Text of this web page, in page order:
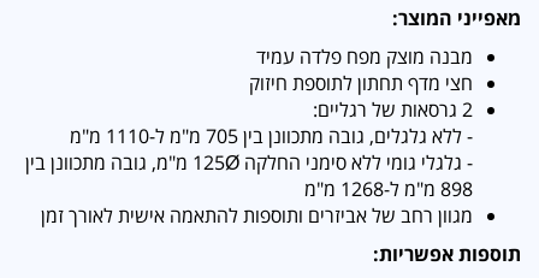
מאפייני המוצר:
מבנה מוצק מפח פלדה עמיד
חצי מדף תחתון לתוספת חיזוק
2 גרסאות של רגליים:
- ללא גלגלים, גובה מתכוונן בין 705 מ"מ ל-1110 מ"מ
- גלגלי גומי ללא סימני החלקה 125Ø מ"מ, גובה מתכוונן בין
898 מ"מ ל-1268 מ"מ
מגוון רחב של אביזרים ותוספות להתאמה אישית לאורך זמן
תוספות אפשריות: